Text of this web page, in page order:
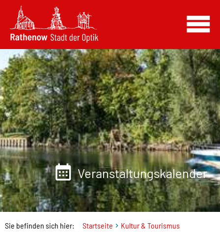
Veranstaltungskalender
Sie befinden sich hier: Startseite
Kultur & Tourismus